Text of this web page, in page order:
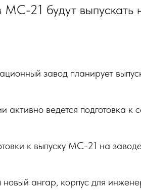
МС-21 будут выпускать
завод планирует
активно ведется подготовка к
к выпуску МС-21 на
ангар, корпус для